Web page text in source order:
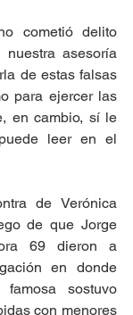
cometió delito
asesoría
de estas falsas
para ejercer las
en cambio, sí le
leer en el
de Verónica
de que Jorge
69 dieron a
en donde
sostuvo
con menores